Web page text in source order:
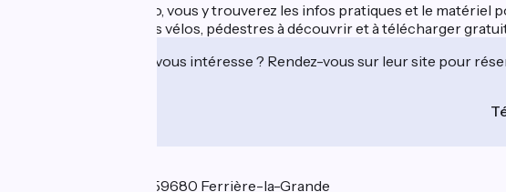
Labellisé Accueil Vélo, vous y trouverez les infos pratiques et le matériel
De nombreux circuits vélos, pédestres à découvrir et à télécharger
Cet établissement vous intéresse ? Rendez-vous sur leur site pour
1 rue Aristide Briand 59680 Ferrière-la-Grande